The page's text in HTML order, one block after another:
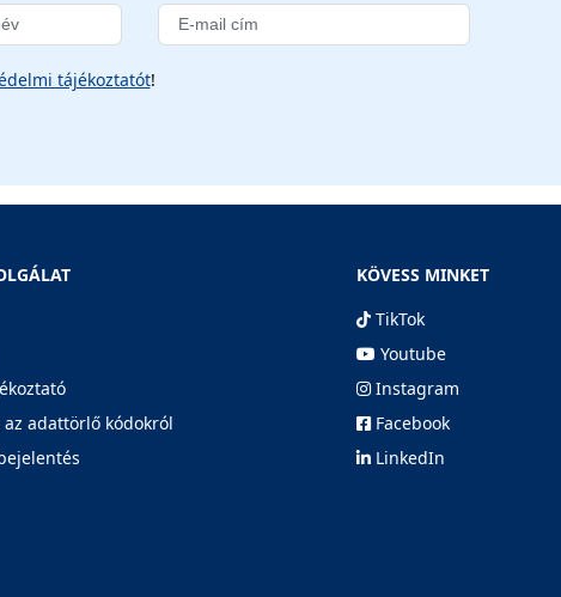
tájékoztatót!
az adattörlő kódokról
KÖVESS MINKET
TikTok
Youtube
Instagram
Facebook
LinkedIn